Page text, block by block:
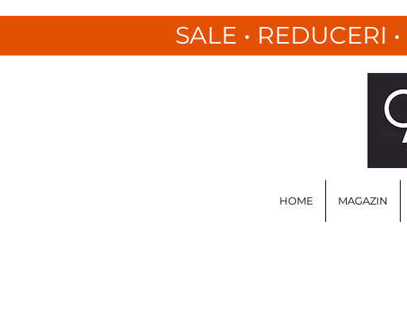
SALE • REDUCERI •
HOME MAGAZIN